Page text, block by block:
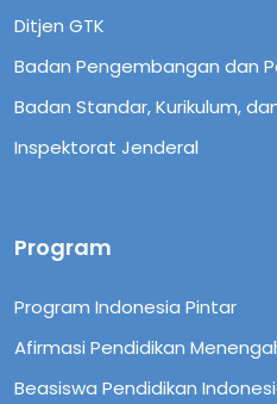
Ditjen GTK
Badan Pengembangan dan
Badan Standar, Kurikulum,
Inspektorat Jenderal
Program
Program Indonesia Pintar
Afirmasi Pendidikan
Beasiswa Pendidikan